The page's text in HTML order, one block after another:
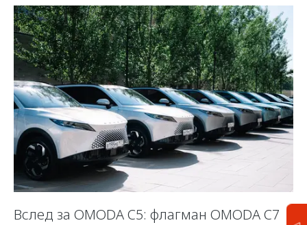
Вслед за OMODA C5: флагман OMODA C7